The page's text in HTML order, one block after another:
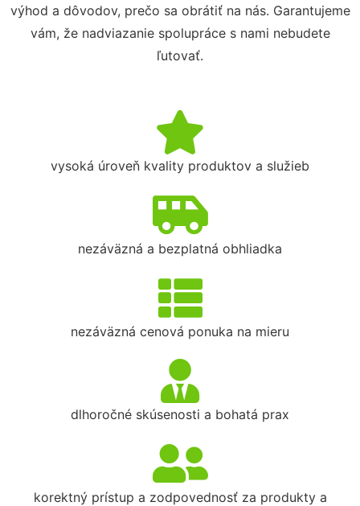
výhod a dôvodov, prečo sa obrátiť na nás. Garantujeme
vám, že nadviazanie spolupráce s nami nebudete
ľutovať.
vysoká úroveň kvality produktov a služieb
nezáväzná a bezplatná obhliadka
nezáväzná cenová ponuka na mieru
dlhoročné skúsenosti a bohatá prax
korektný prístup a zodpovednosť za produkty a